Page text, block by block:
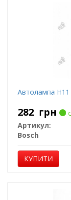
Автолампа H11
282 грн
Артикул:
Bosch
КУПИТИ